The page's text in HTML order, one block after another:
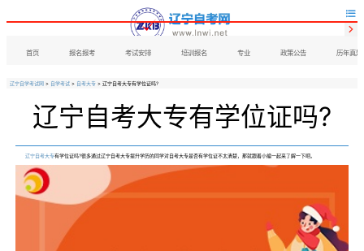

首页 报名报考 考试安排 培训报名 专业 政策公告 历年真题

辽宁自学考试网 > 自学考试 > 自考大专 > 辽宁自考大专有学位证吗?
辽宁自考大专有学位证吗?
辽宁自考大专有学位证吗?很多通过辽宁自考大专提升学历的同学对自考大专是否有学位证不太清楚，那就跟着小编一起来了解一下吧。